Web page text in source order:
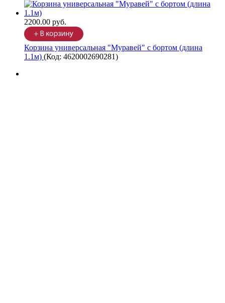
2200.00 руб.
Корзина универсальная "Муравей" с бортом (длина
1.1м) (Код: 4620002690281)